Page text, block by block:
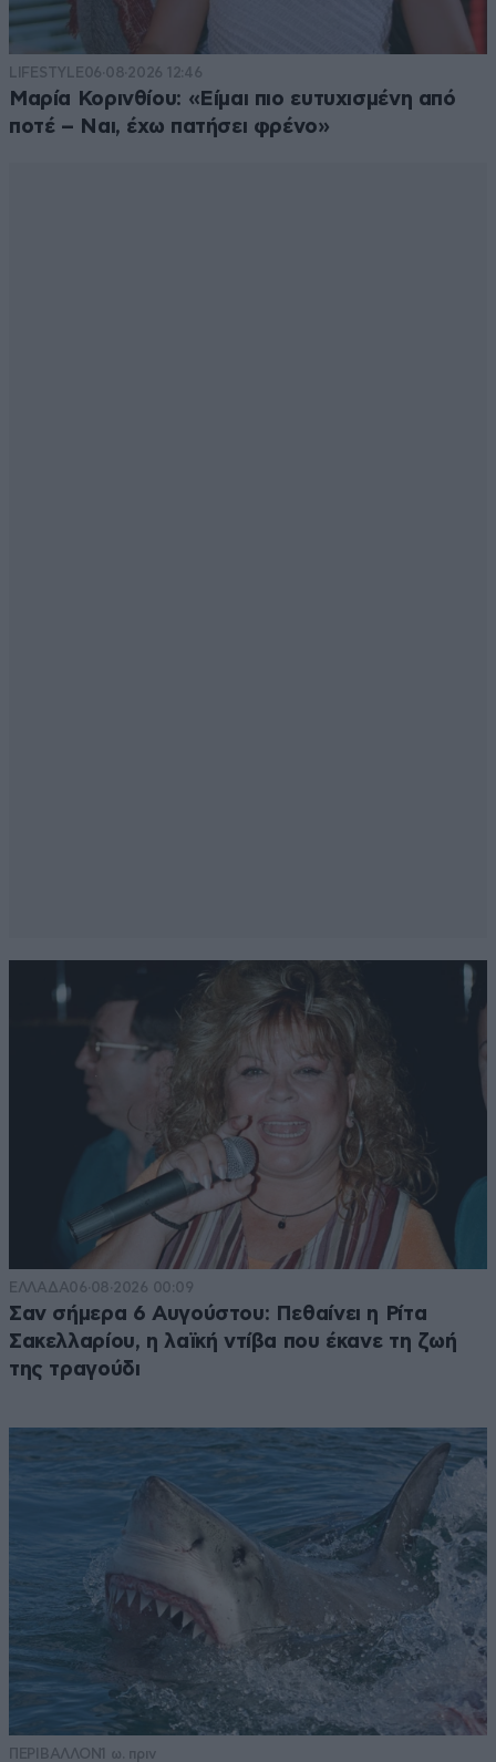
LIFESTYLE06·08·2026 12:46
Μαρία Κορινθίου: «Είμαι πιο ευτυχισμένη από
ποτέ – Ναι, έχω πατήσει φρένο»
ΕΛΛΑΔΑ06·08·2026 00:09
Σαν σήμερα 6 Αυγούστου: Πεθαίνει η Ρίτα
Σακελλαρίου, η λαϊκή ντίβα που έκανε τη ζωή
της τραγούδι
ΠΕΡΙΒΑΛΛΟΝ 1 ω. πριν